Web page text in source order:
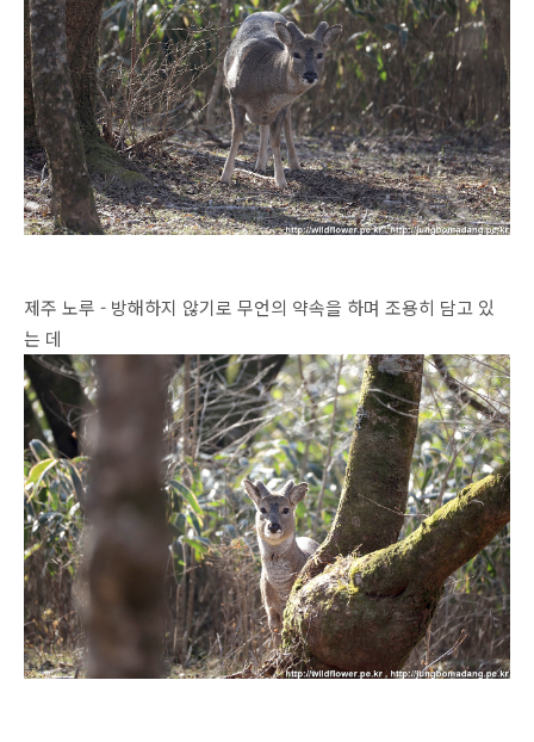
제주 노루 - 방해하지 않기로 무언의 약속을 하며 조용히 담고 있
는 데